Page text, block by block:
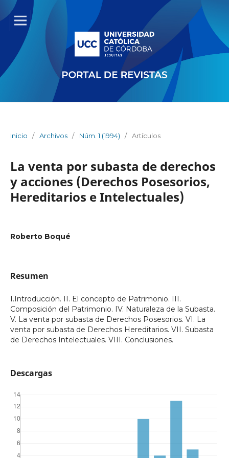
Inicio / Archivos / Núm. 1 (1994) / Artículos
La venta por subasta de derechos
y acciones (Derechos Posesorios,
Hereditarios e Intelectuales)
Roberto Boqué
Resumen
I.Introducción. II. El concepto de Patrimonio. III.
Composición del Patrimonio. IV. Naturaleza de la Subasta.
V. La venta por subasta de Derechos Posesorios. VI. La
venta por subasta de Derechos Hereditarios. VII. Subasta
de Derechos Intelectuales. VIII. Conclusiones.
Descargas